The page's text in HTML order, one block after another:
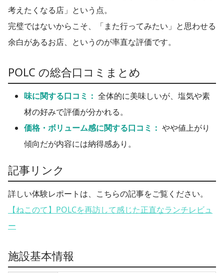
考えたくなる店」という点。
完璧ではないからこそ、「また行ってみたい」と思わせる
余白があるお店、というのが率直な評価です。
POLC の総合口コミまとめ
味に関する口コミ： 全体的に美味しいが、塩気や素
材の好みで評価が分かれる。
価格・ボリューム感に関する口コミ： やや値上がり
傾向だが内容には納得感あり。
記事リンク
詳しい体験レポートは、こちらの記事をご覧ください。
【ねこのて】POLCを再訪して感じた正直なランチレビュ
ー
施設基本情報